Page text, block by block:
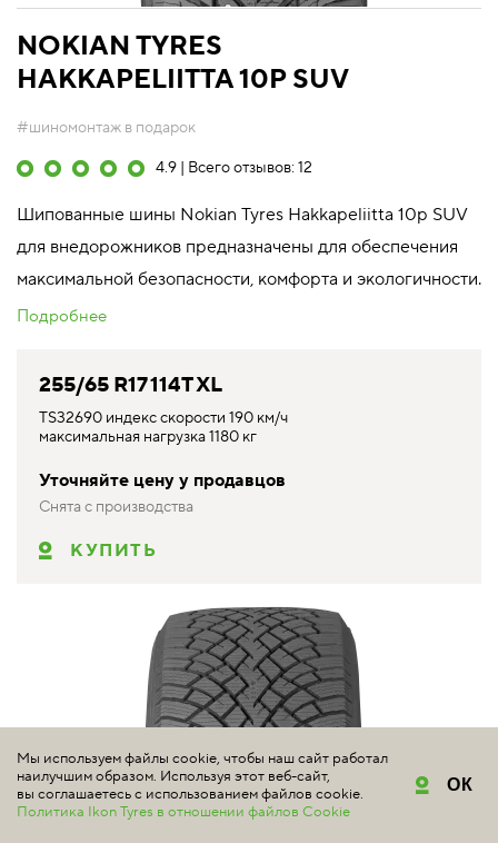
NOKIAN TYRES
HAKKAPELIITTA 10P SUV
#шиномонтаж в подарок
4.9 | Всего отзывов: 12
Шипованные шины Nokian Tyres Hakkapeliitta 10p SUV
для внедорожников предназначены для обеспечения
максимальной безопасности, комфорта и экологичности.
Подробнее
255/65 R17 114T XL
TS32690 индекс скорости 190 км/ч
максимальная нагрузка 1180 кг
Уточняйте цену у продавцов
Снята с производства
КУПИТЬ
Мы используем файлы cookie, чтобы наш сайт работал
наилучшим образом. Используя этот веб-сайт,
вы соглашаетесь с использованием файлов cookie.
Политика Ikon Tyres в отношении файлов Cookie
ОК